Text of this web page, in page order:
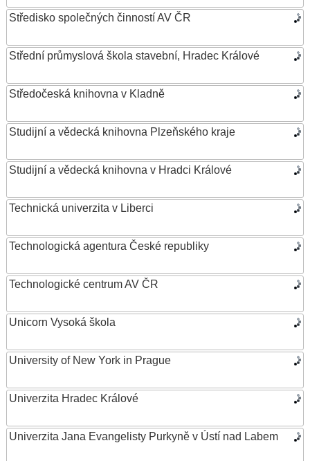
Středisko společných činností AV ČR
Střední průmyslová škola stavební, Hradec Králové
Středočeská knihovna v Kladně
Studijní a vědecká knihovna Plzeňského kraje
Studijní a vědecká knihovna v Hradci Králové
Technická univerzita v Liberci
Technologická agentura České republiky
Technologické centrum AV ČR
Unicorn Vysoká škola
University of New York in Prague
Univerzita Hradec Králové
Univerzita Jana Evangelisty Purkyně v Ústí nad Labem